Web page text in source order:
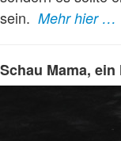
sein. Mehr hier …
Schau Mama,